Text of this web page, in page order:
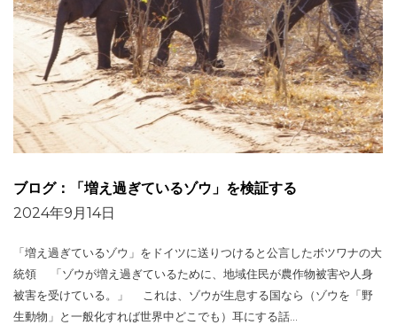
ブログ：「増え過ぎているゾウ」を検証する
2024年9月14日
「増え過ぎているゾウ」をドイツに送りつけると公言したボツワナの大
統領 「ゾウが増え過ぎているために、地域住民が農作物被害や人身
被害を受けている。」 これは、ゾウが生息する国なら（ゾウを「野
生動物」と一般化すれば世界中どこでも）耳にする話…